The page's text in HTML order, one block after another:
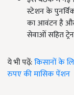
स्टेशन के
का आवंटन है और
सेवाओं सहित
ये भी पढ़ें:किसानों के
रुपए की मासिक पेंशन